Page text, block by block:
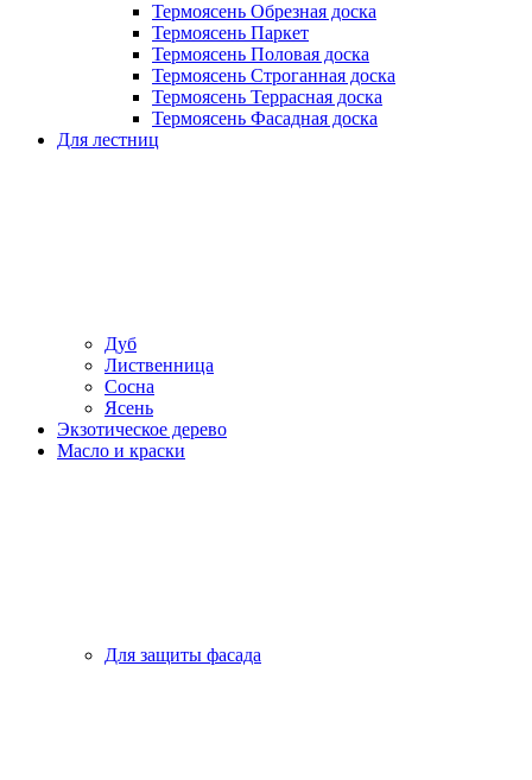
Термоясень Обрезная доска
Термоясень Паркет
Термоясень Половая доска
Термоясень Строганная доска
Термоясень Террасная доска
Термоясень Фасадная доска
Для лестниц
Дуб
Лиственница
Сосна
Ясень
Экзотическое дерево
Масло и краски
Для защиты фасада